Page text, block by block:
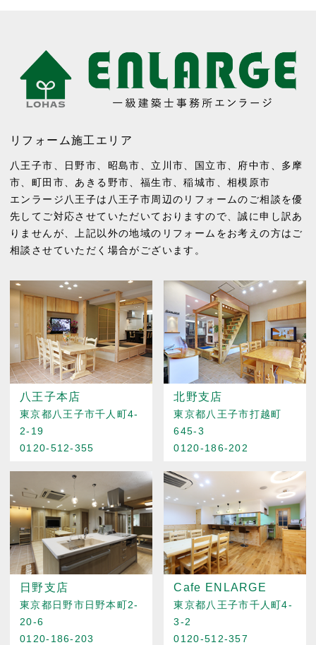
リフォーム施工エリア
八王子市 日野市 昭島市 立川市 国立市 府中市
多摩
市
町田市 あきる野市 福生市 、稲城市 、相模原市
エンラージ八王子は八王子市周辺のリフォームのご相談を優
先してご対応させていただいておりますので、誠に申し訳あ
りませんが、上記以外の地域のリフォームをお考えの方はご
相談させていただく場合がございます。
八王子本店
東京都八王子市千人町4-
2-19
0120-512-355
北野支店
東京都八王子市打越町
645-3
0120-186-202
日野支店
東京都日野市日野本町2-
20-6
0120-186-203
Cafe ENLARGE
東京都八王子市千人町4-
3-2
0120-512-357